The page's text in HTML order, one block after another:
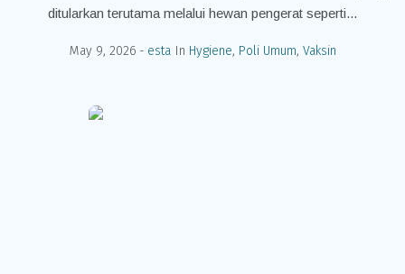
ditularkan terutama melalui hewan pengerat seperti...
May 9, 2026 esta In Hygiene, Poli Umum, Vaksin